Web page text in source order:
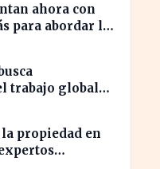
ahora con
para abordar la
trabajo global
propiedad en